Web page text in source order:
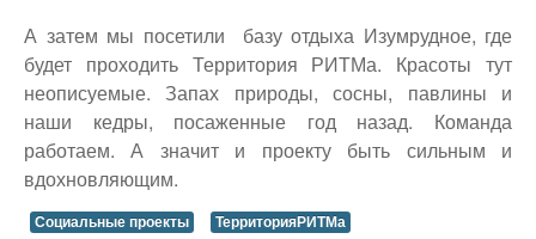
А затем мы посетили базу отдыха Изумрудное, где
будет проходить Территория РИТМа. Красоты тут
неописуемые. Запах природы, сосны, павлины и
наши кедры, посаженные год назад. Команда
работаем. А значит и проекту быть сильным и
вдохновляющим.
Социальные проекты
ТерриторияРИТМа